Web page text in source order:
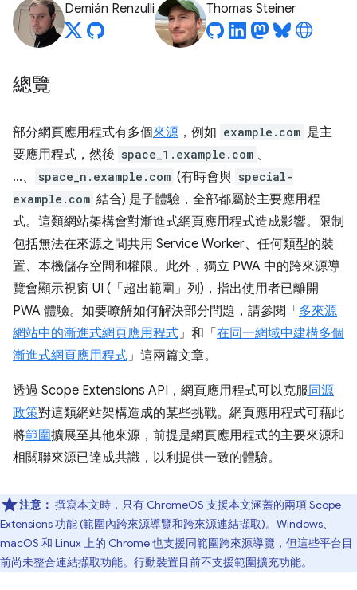
Demián Renzulli Thomas Steiner
總覽
部分網頁應用程式有多個來源 ，例如 example.com 是主
要應用程式，然後 space_1.example.com 、
…、
space_n.example.com (有時會與 special-
example.com 結合) 是子體驗，全部都屬於主要應用程
式。這類網站架構會對漸進式網頁應用程式造成影響。限制
包括無法在來源之間共用 Service Worker、任何類型的裝
置、本機儲存空間和權限。此外，獨立 PWA 中的跨來源導
覽會顯示視窗 UI (「超出範圍」列)，指出使用者已離開
PWA 體驗。如要瞭解如何解決部分問題，請參閱「 多來源
網站中的漸進式網頁應用程式」和「 在同一網域中建構多個
漸進式網頁應用程式」這兩篇文章。
透過 Scope Extensions API，網頁應用程式可以克服同源
政策對這類網站架構造成的某些挑戰。網頁應用程式可藉此
將範圍擴展至其他來源，前提是網頁應用程式的主要來源和
相關聯來源已達成共識，以利提供一致的體驗。
注意： 撰寫本文時，只有 ChromeOS 支援本文涵蓋的兩項 Scope
Extensions 功能 (範圍內跨來源導覽和跨來源連結擷取)。Windows、
macOS 和 Linux 上的 Chrome 也支援同範圍跨來源導覽，但這些平台目
前尚未整合連結擷取功能。行動裝置目前不支援範圍擴充功能。